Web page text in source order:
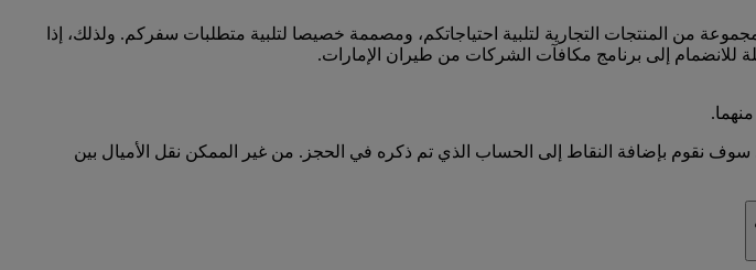
من المنتجات التجارية لتلبية احتياجاتكم، ومصممة خصيصا لتلبية متطلبات سفركم. ولذلك، إذا
للانضمام إلى برنامج مكافآت الشركات من طيران الإمارات.
نقوم بإضافة النقاط إلى الحساب الذي تم ذكره في الحجز. من غير الممكن نقل الأميال بين